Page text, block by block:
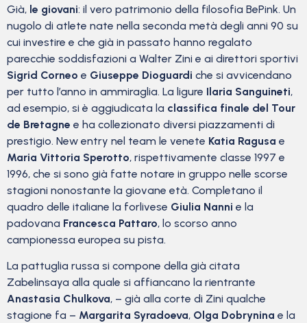
Già, le giovani: il vero patrimonio della filosofia BePink. Un
nugolo di atlete nate nella seconda metà degli anni 90 su
cui investire e che già in passato hanno regalato
parecchie soddisfazioni a Walter Zini e ai direttori sportivi
Sigrid Corneo e Giuseppe Dioguardi che si avvicendano
per tutto l’anno in ammiraglia. La ligure Ilaria Sanguineti,
ad esempio, si è aggiudicata la classifica finale del Tour
de Bretagne e ha collezionato diversi piazzamenti di
prestigio. New entry nel team le venete Katia Ragusa e
Maria Vittoria Sperotto, rispettivamente classe 1997 e
1996, che si sono già fatte notare in gruppo nelle scorse
stagioni nonostante la giovane età. Completano il
quadro delle italiane la forlivese Giulia Nanni e la
padovana Francesca Pattaro, lo scorso anno
campionessa europea su pista.
La pattuglia russa si compone della già citata
Zabelinsaya alla quale si affiancano la rientrante
Anastasia Chulkova, – già alla corte di Zini qualche
stagione fa – Margarita Syradoeva, Olga Dobrynina e la